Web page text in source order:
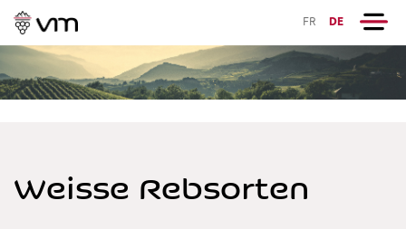
FR DE
Weisse Rebsorten